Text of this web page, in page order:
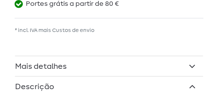
Portes grátis a partir de 80 €
* incl. IVA mais Custos de envio
Mais detalhes
Descrição